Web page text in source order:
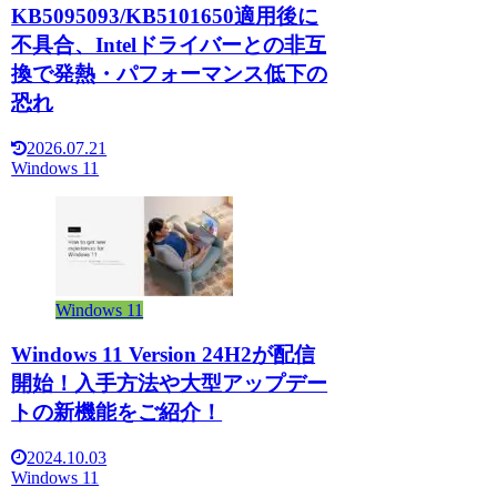
KB5095093/KB5101650適用後に
不具合、Intelドライバーとの非互
換で発熱・パフォーマンス低下の
恐れ
2026.07.21
Windows 11
Windows 11
Windows 11 Version 24H2が配信
開始！入手方法や大型アップデー
トの新機能をご紹介！
2024.10.03
Windows 11